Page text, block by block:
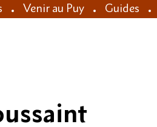
Venir au Puy Guides